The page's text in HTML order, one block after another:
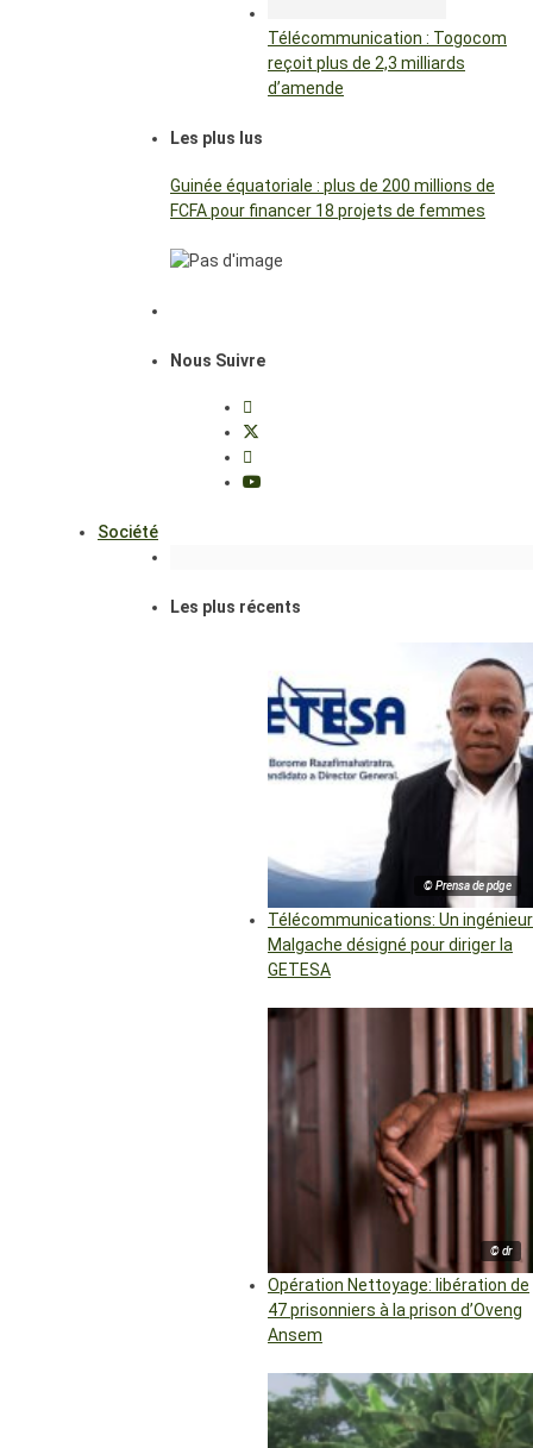
Télécommunication : Togocom
reçoit plus de 2,3 milliards
d’amende
Les plus lus
Guinée équatoriale : plus de 200 millions de
FCFA pour financer 18 projets de femmes
Nous Suivre
Société
Les plus récents
© Prensa de pdge
Télécommunications: Un ingénieur
Malgache désigné pour diriger la
GETESA
© dr
Opération Nettoyage: libération de
47 prisonniers à la prison d’Oveng
Ansem